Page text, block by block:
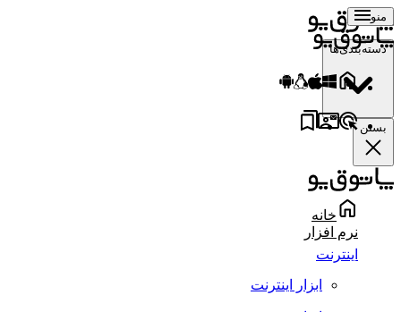
منو
دسته‌بندی‌ها
بستن
خانه
نرم افزار
اینترنت
ابزار اینترنت